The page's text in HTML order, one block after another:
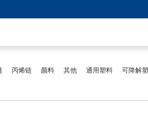
丙烯链 颜料 其他 通用塑料 可降解